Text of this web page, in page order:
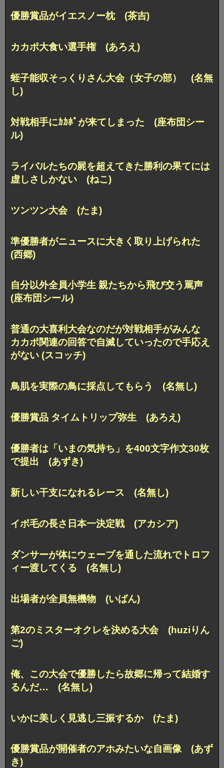
優勝賞品がイエスノー枕 (茶吉)
カカポ大食い選手権 (あろえ)
蛭子能収そっくりさん大会（女子の部） (名無
し)
対戦相手にｶｶﾎﾟが来てしまった (座布団シー
ル)
ライバルたちの屍を超えてきた勝利の果てには
虚しさしかない (ねこ)
ツンツン大会 (たま)
準優勝者がニュースに大きく取り上げられた
(西郷)
自分以外全員小学生 親たちから飛び交う罵声
(座布団シール)
普通の大喜利大会なのだが対戦相手がみんな
カカポ関連の回答で自滅していったので手応え
がない (スコッチ)
鳥肌を実際の鳥に採点してもらう (名無し)
優勝賞品 タイムトリップ弥生 (あろえ)
優勝者は「いまの気持ち」を400文字作文30枚
で提出 (あずき)
新しい干支になれるレース (名無し)
イボ毛の長さ日本一決定戦 (アカシア)
ダンサーが体にウェーブを通した流れでトロフ
ィー渡してくる (名無し)
出場者が全員無機物 (いばん)
第2のミスターオクレを決める大会 (huziりん
ご)
俺、この大会で優勝したら故郷に帰って結婚す
るんだ… (名無し)
いかに美しく見逃し三振するか (たま)
優勝賞品が開催者のアホみたいな自画像 (あず
き)